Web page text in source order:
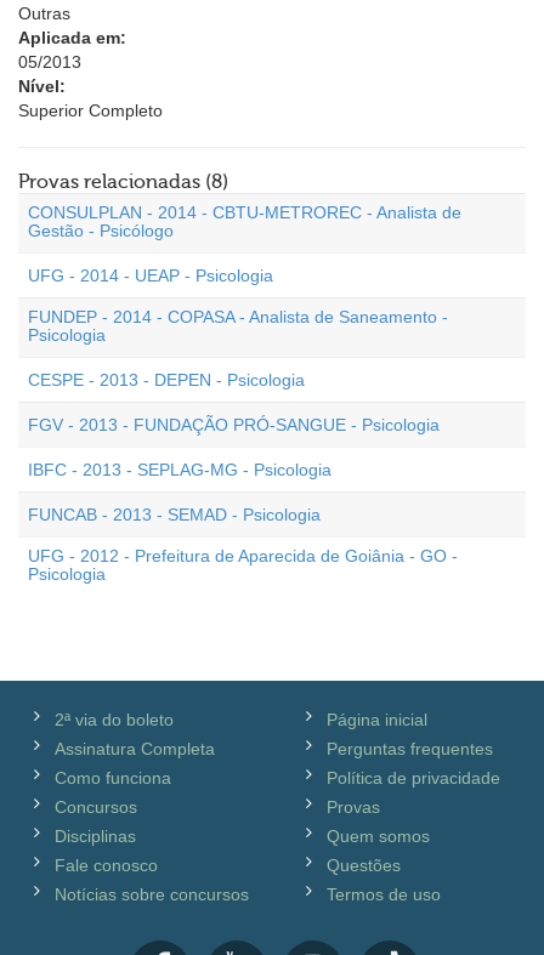
Outras
Aplicada em:
05/2013
Nível:
Superior Completo
Provas relacionadas (8)
CONSULPLAN - 2014 - CBTU-METROREC - Analista de
Gestão - Psicólogo
UFG - 2014 - UEAP - Psicologia
FUNDEP - 2014 - COPASA - Analista de Saneamento -
Psicologia
CESPE - 2013 - DEPEN - Psicologia
FGV - 2013 - FUNDAÇÃO PRÓ-SANGUE - Psicologia
IBFC - 2013 - SEPLAG-MG - Psicologia
FUNCAB - 2013 - SEMAD - Psicologia
UFG - 2012 - Prefeitura de Aparecida de Goiânia - GO -
Psicologia
2ª via do boleto
Assinatura Completa
Como funciona
Concursos
Disciplinas
Fale conosco
Notícias sobre concursos
Página inicial
Perguntas frequentes
Política de privacidade
Provas
Quem somos
Questões
Termos de uso